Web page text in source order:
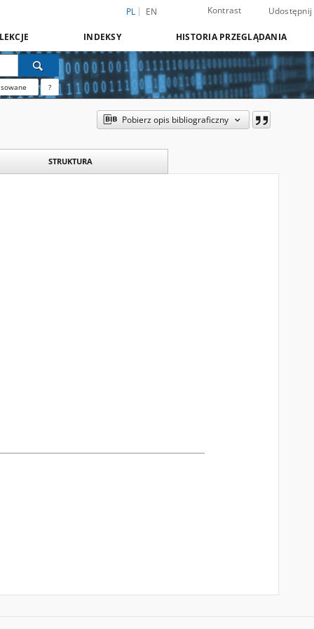
PL EN Kontrast Udostępnij
INDEKSY HISTORIA PRZEGLĄDANIA
?
Pobierz opis bibliograficzny
STRUKTURA